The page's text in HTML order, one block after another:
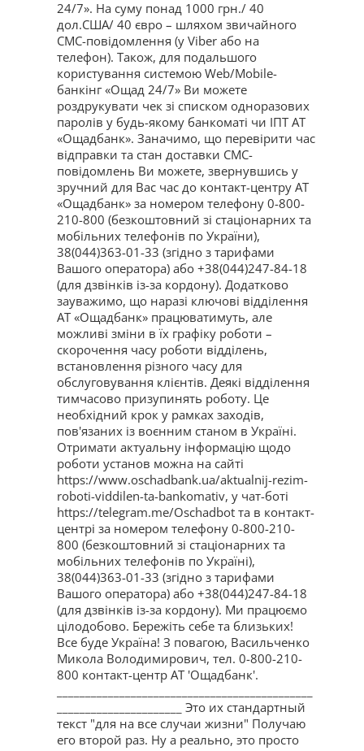
24/7». На суму понад 1000 грн./ 40
дол.США/ 40 євро – шляхом звичайного
СМС-повідомлення (у Viber або на
телефон). Також, для подальшого
користування системою Web/Mobile-
банкінг «Ощад 24/7» Ви можете
роздрукувати чек зі списком одноразових
паролів у будь-якому банкоматі чи ІПТ АТ
«Ощадбанк». Заначимо, що перевірити час
відправки та стан доставки СМС-
повідомлень Ви можете, звернувшись у
зручний для Вас час до контакт-центру АТ
«Ощадбанк» за номером телефону 0-800-
210-800 (безкоштовний зі стаціонарних та
мобільних телефонів по України),
38(044)363-01-33 (згідно з тарифами
Вашого оператора) або +38(044)247-84-18
(для дзвінків із-за кордону). Додатково
зауважимо, що наразі ключові відділення
АТ «Ощадбанк» працюватимуть, але
можливі зміни в їх графіку роботи –
скорочення часу роботи відділень,
встановлення різного часу для
обслуговування клієнтів. Деякі відділення
тимчасово призупинять роботу. Це
необхідний крок у рамках заходів,
пов'язаних із воєнним станом в Україні.
Отримати актуальну інформацію щодо
роботи установ можна на сайті
https://www.oschadbank.ua/aktualnij-rezim-
roboti-viddilen-ta-bankomativ, у чат-боті
https://telegram.me/Oschadbot та в контакт-
центрі за номером телефону 0-800-210-
800 (безкоштовний зі стаціонарних та
мобільних телефонів по Україні),
38(044)363-01-33 (згідно з тарифами
Вашого оператора) або +38(044)247-84-18
(для дзвінків із-за кордону). Ми працюємо
цілодобово. Бережіть себе та близьких!
Все буде Україна! З повагою, Васильченко
Микола Володимирович, тел. 0-800-210-
800 контакт-центр АТ 'Ощадбанк'.
______________________ Это их стандартный
текст "для на все случаи жизни" Получаю
его второй раз. Ну а реально, это просто